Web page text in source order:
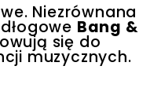
Niezrównana
Bang &
się do
muzycznych.